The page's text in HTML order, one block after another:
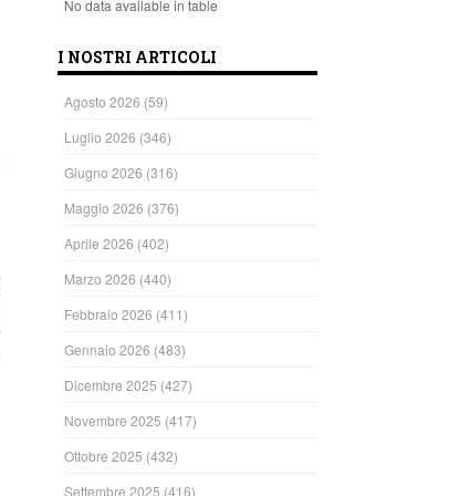
No data available in table
I NOSTRI ARTICOLI
Agosto 2026 (59)
Luglio 2026 (346)
Giugno 2026 (316)
Maggio 2026 (376)
Aprile 2026 (402)
Marzo 2026 (440)
Febbraio 2026 (411)
Gennaio 2026 (483)
Dicembre 2025 (427)
Novembre 2025 (417)
Ottobre 2025 (432)
Settembre 2025 (416)